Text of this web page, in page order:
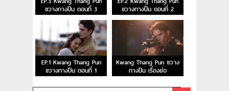
ขวางทางปืน ตอนที่ 3
ขวางทางปืน ตอนที่ 2
EP.1 Kwang Thang Pun
ขวางทางปืน ตอนที่ 1
Kwang Thang Pun ขวาง
ทางปืน เรื่องย่อ